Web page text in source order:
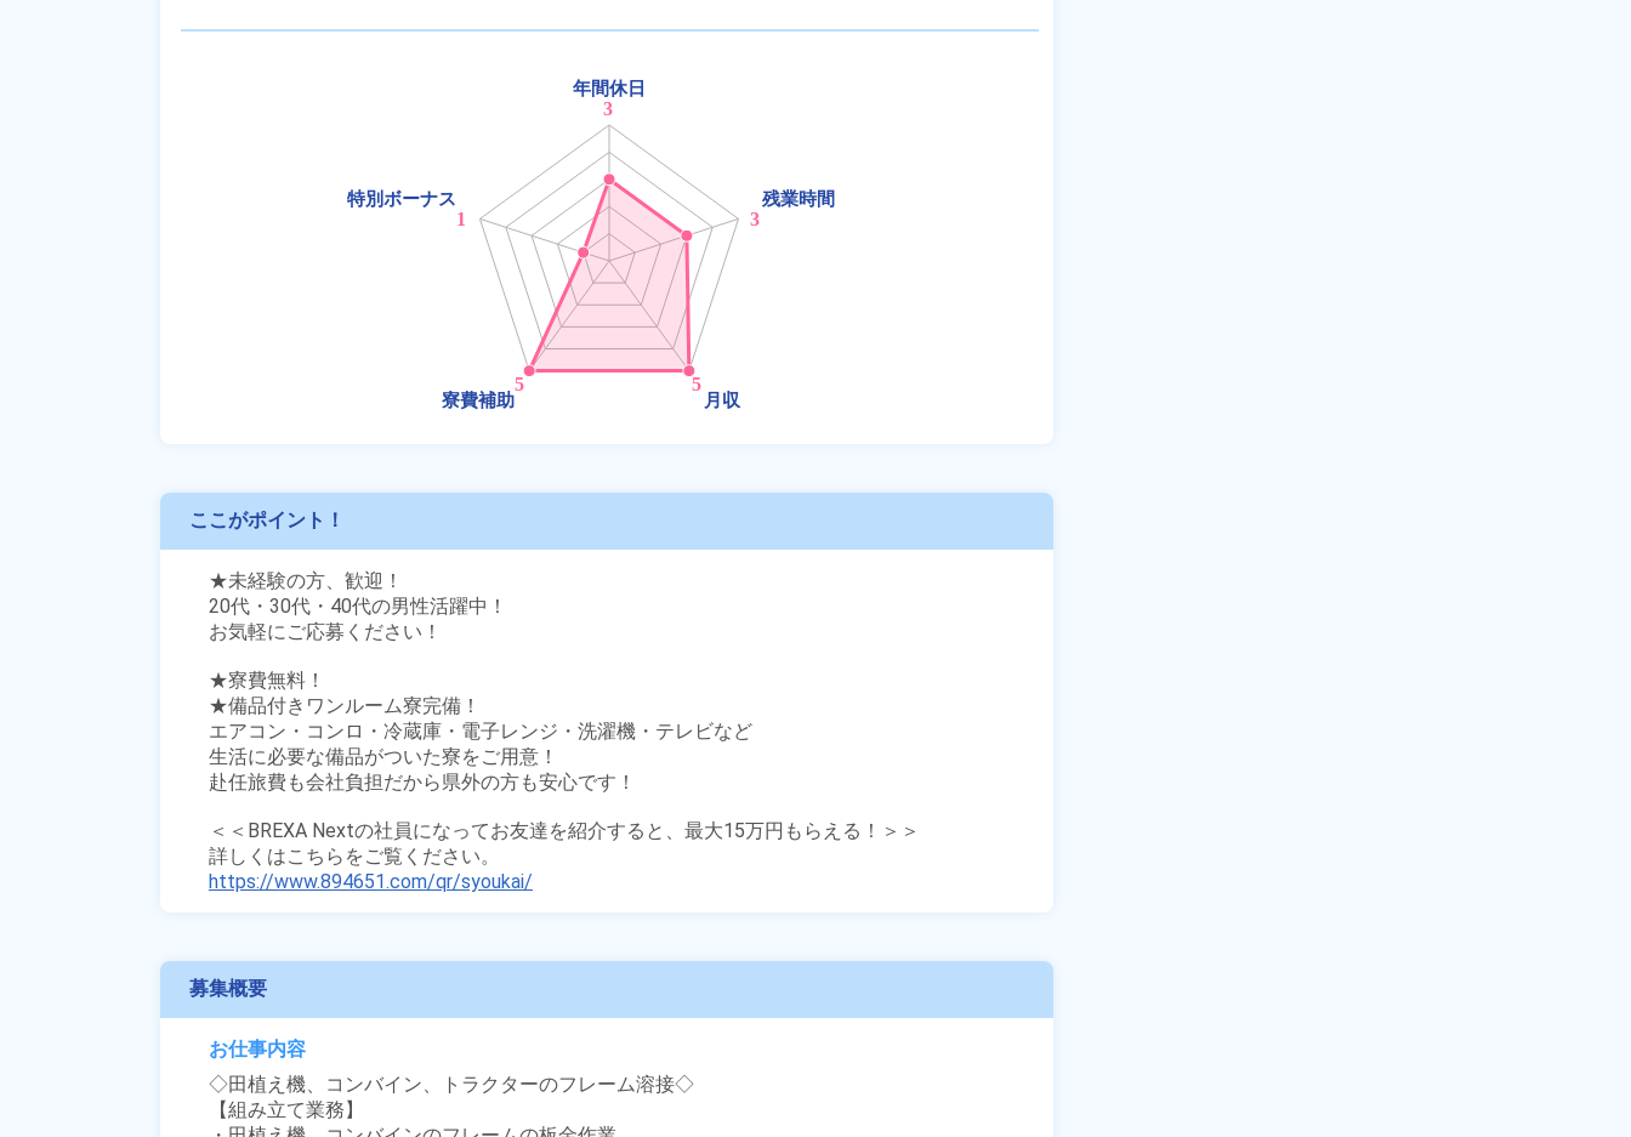
ここがポイント！
★未経験の方、歓迎！
20代・30代・40代の男性活躍中！
お気軽にご応募ください！
★寮費無料！
★備品付きワンルーム寮完備！
エアコン・コンロ・冷蔵庫・電子レンジ・洗濯機・テレビなど
生活に必要な備品がついた寮をご用意！
赴任旅費も会社負担だから県外の方も安心です！
＜＜BREXA Nextの社員になってお友達を紹介すると、最大15万円もらえる！＞＞
https://www.894651.com/qr/syoukai/
募集概要
お仕事内容
◇田植え機、コンバイン、トラクターのフレーム溶接◇
【組み立て業務】